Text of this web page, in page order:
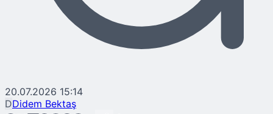
20.07.2026 15:14
DDidem Bektaş